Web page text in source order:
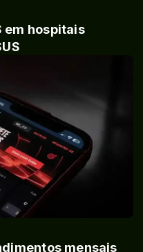
em hospitais
mensais